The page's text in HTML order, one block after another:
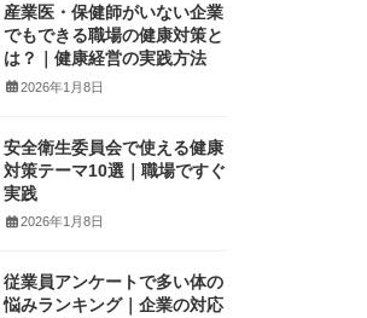
産業医・保健師がいない企業
でもできる職場の健康対策と
は？｜健康経営の実践方法
2026年1月8日
安全衛生委員会で使える健康
対策テーマ10選｜職場ですぐ
実践
2026年1月8日
従業員アンケートで多い体の
悩みランキング｜企業の対応